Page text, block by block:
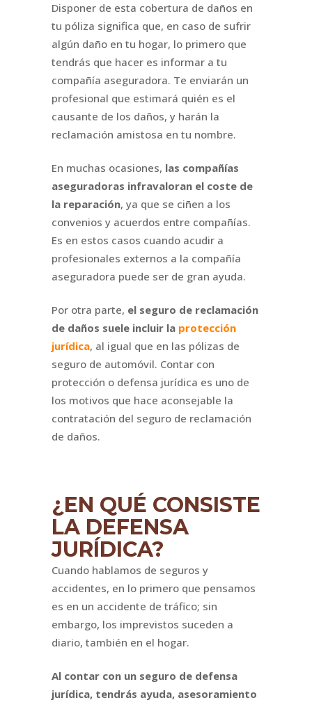
Disponer de esta cobertura de daños en
tu póliza significa que, en caso de sufrir
algún daño en tu hogar, lo primero que
tendrás que hacer es informar a tu
compañía aseguradora. Te enviarán un
profesional que estimará quién es el
causante de los daños, y harán la
reclamación amistosa en tu nombre.
En muchas ocasiones, las compañías
aseguradoras infravaloran el coste de
la reparación, ya que se ciñen a los
convenios y acuerdos entre compañías.
Es en estos casos cuando acudir a
profesionales externos a la compañía
aseguradora puede ser de gran ayuda.
Por otra parte, el seguro de reclamación
de daños suele incluir la protección
jurídica, al igual que en las pólizas de
seguro de automóvil. Contar con
protección o defensa jurídica es uno de
los motivos que hace aconsejable la
contratación del seguro de reclamación
de daños.
¿EN QUÉ CONSISTE
LA DEFENSA
JURÍDICA?
Cuando hablamos de seguros y
accidentes, en lo primero que pensamos
es en un accidente de tráfico; sin
embargo, los imprevistos suceden a
diario, también en el hogar.
Al contar con un seguro de defensa
jurídica, tendrás ayuda, asesoramiento